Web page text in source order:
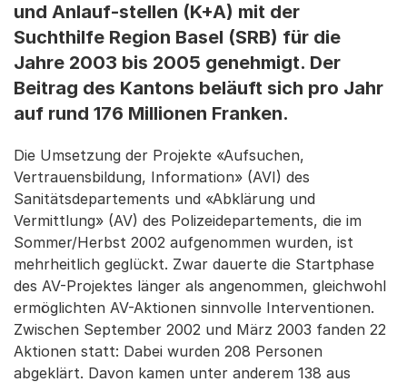
und Anlauf-stellen (K+A) mit der
Suchthilfe Region Basel (SRB) für die
Jahre 2003 bis 2005 genehmigt. Der
Beitrag des Kantons beläuft sich pro Jahr
auf rund 176 Millionen Franken.
Die Umsetzung der Projekte «Aufsuchen,
Vertrauensbildung, Information» (AVI) des
Sanitätsdepartements und «Abklärung und
Vermittlung» (AV) des Polizeidepartements, die im
Sommer/Herbst 2002 aufgenommen wurden, ist
mehrheitlich geglückt. Zwar dauerte die Startphase
des AV-Projektes länger als angenommen, gleichwohl
ermöglichten AV-Aktionen sinnvolle Interventionen.
Zwischen September 2002 und März 2003 fanden 22
Aktionen statt: Dabei wurden 208 Personen
abgeklärt. Davon kamen unter anderem 138 aus